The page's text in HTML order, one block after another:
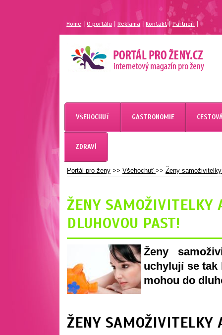
Home |O portálu Reklama Kontakt| Partneří
MAGAZÍN PRO ŽENY
PORTÁL PRO ŽENY.CZ
VŠEHOCHUŤ GASTRONOMIE
ZDRAVÍ
Portál pro ženy >> Všehochuť >> Ženy
ŽENY SAMOŽIVITELKY
DLUHOVOU PAST!
Ženy
uchylují se tak
mohou do
ŽENY SAMOŽIVITELKY